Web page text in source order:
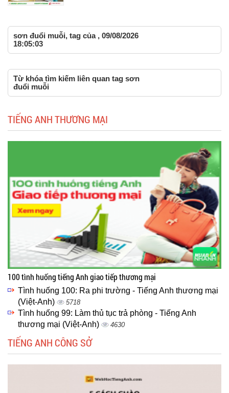
sơn đuổi muỗi, tag của , 09/08/2026
18:05:03
Từ khóa tìm kiếm liên quan tag sơn
đuổi muỗi
TIẾNG ANH THƯƠNG MẠI
100 tình huống tiếng Anh giao tiếp thương mại
Tình huống 100: Ra phi trường - Tiếng Anh thương mại
(Việt-Anh)
5718
Tình huống 99: Làm thủ tục trả phòng - Tiếng Anh
thương mại (Việt-Anh)
4630
TIẾNG ANH CÔNG SỞ